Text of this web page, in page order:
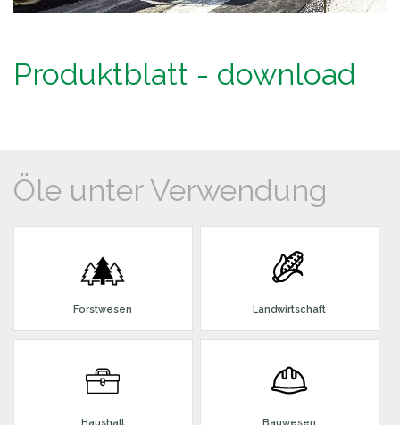
Produktblatt - download
Öle unter Verwendung
Forstwesen Landwirtschaft
Haushalt Bauwesen